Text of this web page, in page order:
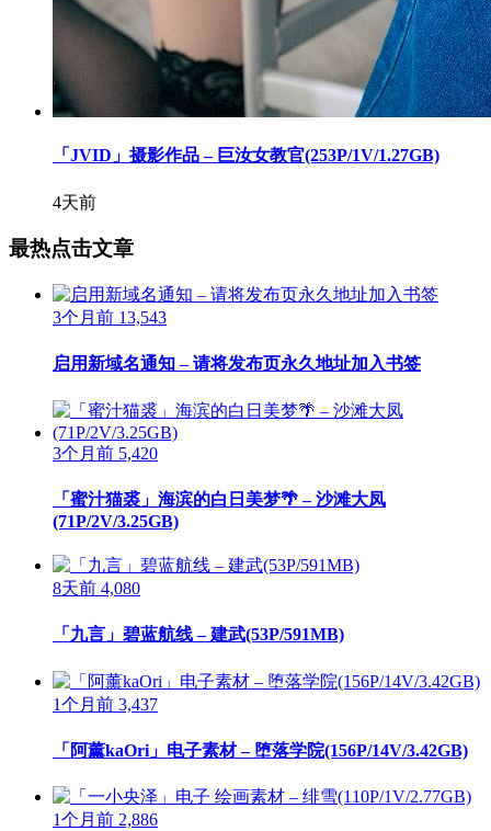
「JVID」摄影作品 – 巨汝女教官(253P/1V/1.27GB)
4天前
最热点击文章
3个月前 13,543
启用新域名通知 – 请将发布页永久地址加入书签
3个月前 5,420
「蜜汁猫裘」海滨的白日美梦🌴 – 沙滩大凤
(71P/2V/3.25GB)
8天前 4,080
「九言」碧蓝航线 – 建武(53P/591MB)
1个月前 3,437
「阿薰kaOri」电子素材 – 堕落学院(156P/14V/3.42GB)
1个月前 2,886